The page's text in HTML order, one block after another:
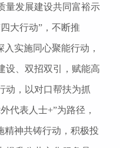
量发展建设共同富裕示
大行动”，不断推
实施同心聚能行动，
设、双招双引，赋能高
动，以对口帮扶为抓
代表人士+”为路径，
精神共铸行动，积极投